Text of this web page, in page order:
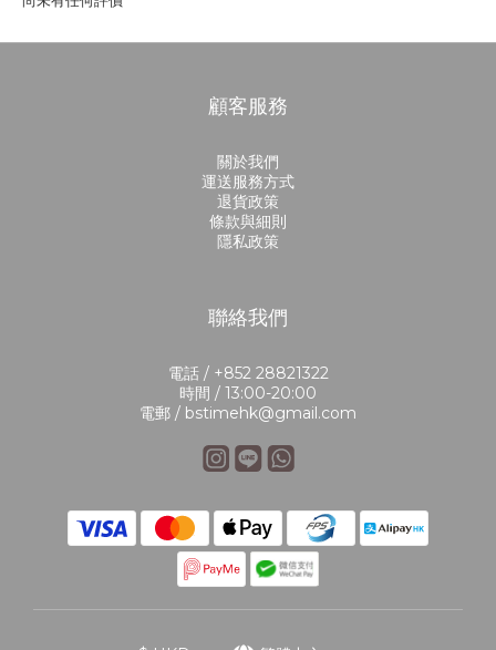
顧客服務
關於我們
運送服務方式
退貨政策
條款與細則
隱私政策
聯絡我們
電話 / +852 28821322
時間 / 13:00-20:00
電郵 / bstimehk@gmail.com